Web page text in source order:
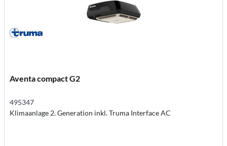
Aventa compact G2
495347
Klimaanlage 2. Generation inkl. Truma Interface AC